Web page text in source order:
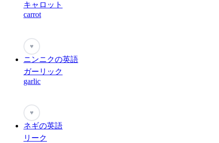
キャロット
carrot
♥
ニンニクの英語
ガーリック
garlic
♥
ネギの英語
リーク